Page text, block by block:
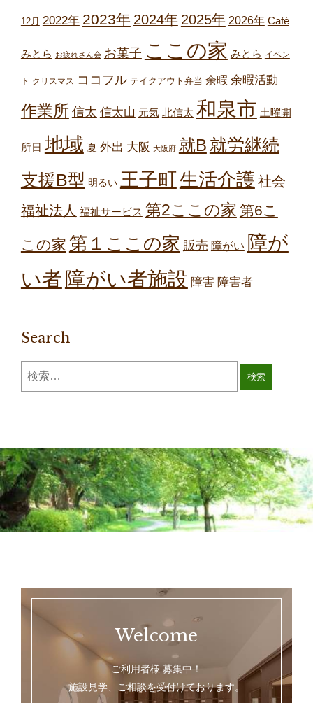
12月 2022年 2023年 2024年 2025年 2026年 Café
みとら お疲れさん会 お菓子 ここの家 みとら イベン
ト クリスマス ココフル テイクアウト弁当 余暇 余暇活動
作業所 信太 信太山 元気 北信太 和泉市 土曜開
所日 地域 夏 外出 大阪 大阪府 就B 就労継続
支援B型 明るい 王子町生活介護 社会
福祉法人 福祉サービス 第2ここの家 第6こ
この家 第１ここの家 販売 障がい 障が
い者 障がい者施設 障害 障害者
Search
Welcome
ご利用者様 募集中！
施設見学、ご相談を受付けております。